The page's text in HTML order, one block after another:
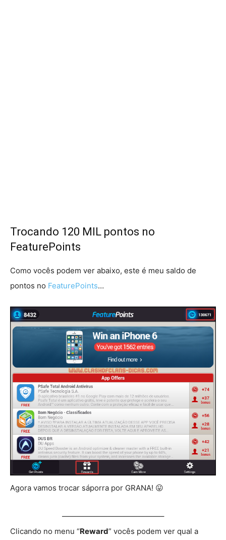
Trocando 120 MIL pontos no
FeaturePoints
Como vocês podem ver abaixo, este é meu saldo de
pontos no FeaturePoints…
Agora vamos trocar sáporra por GRANA! 😛
—————————————–
Clicando no menu “Reward” vocês podem ver qual a